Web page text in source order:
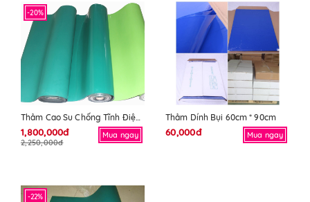
-20%
Thảm Cao Su Chống Tĩnh Điện 1.2m X 10m X 2mm
1,800,000đ
2,250,000đ
Mua ngay
Thảm Dính Bụi 60cm * 90cm
60,000đ Mua ngay
-22%